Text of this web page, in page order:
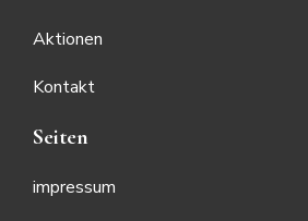
Aktionen
Kontakt
Seiten
impressum